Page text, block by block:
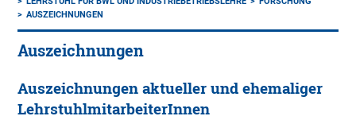
AUSZEICHNUNGEN
Auszeichnungen
Auszeichnungen aktueller und ehemaliger
LehrstuhlmitarbeiterInnen